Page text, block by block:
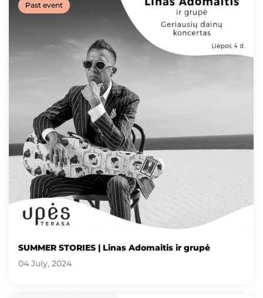
Past event
SUMMER STORIES | Linas Adomaitis ir grupė
04 July, 2024